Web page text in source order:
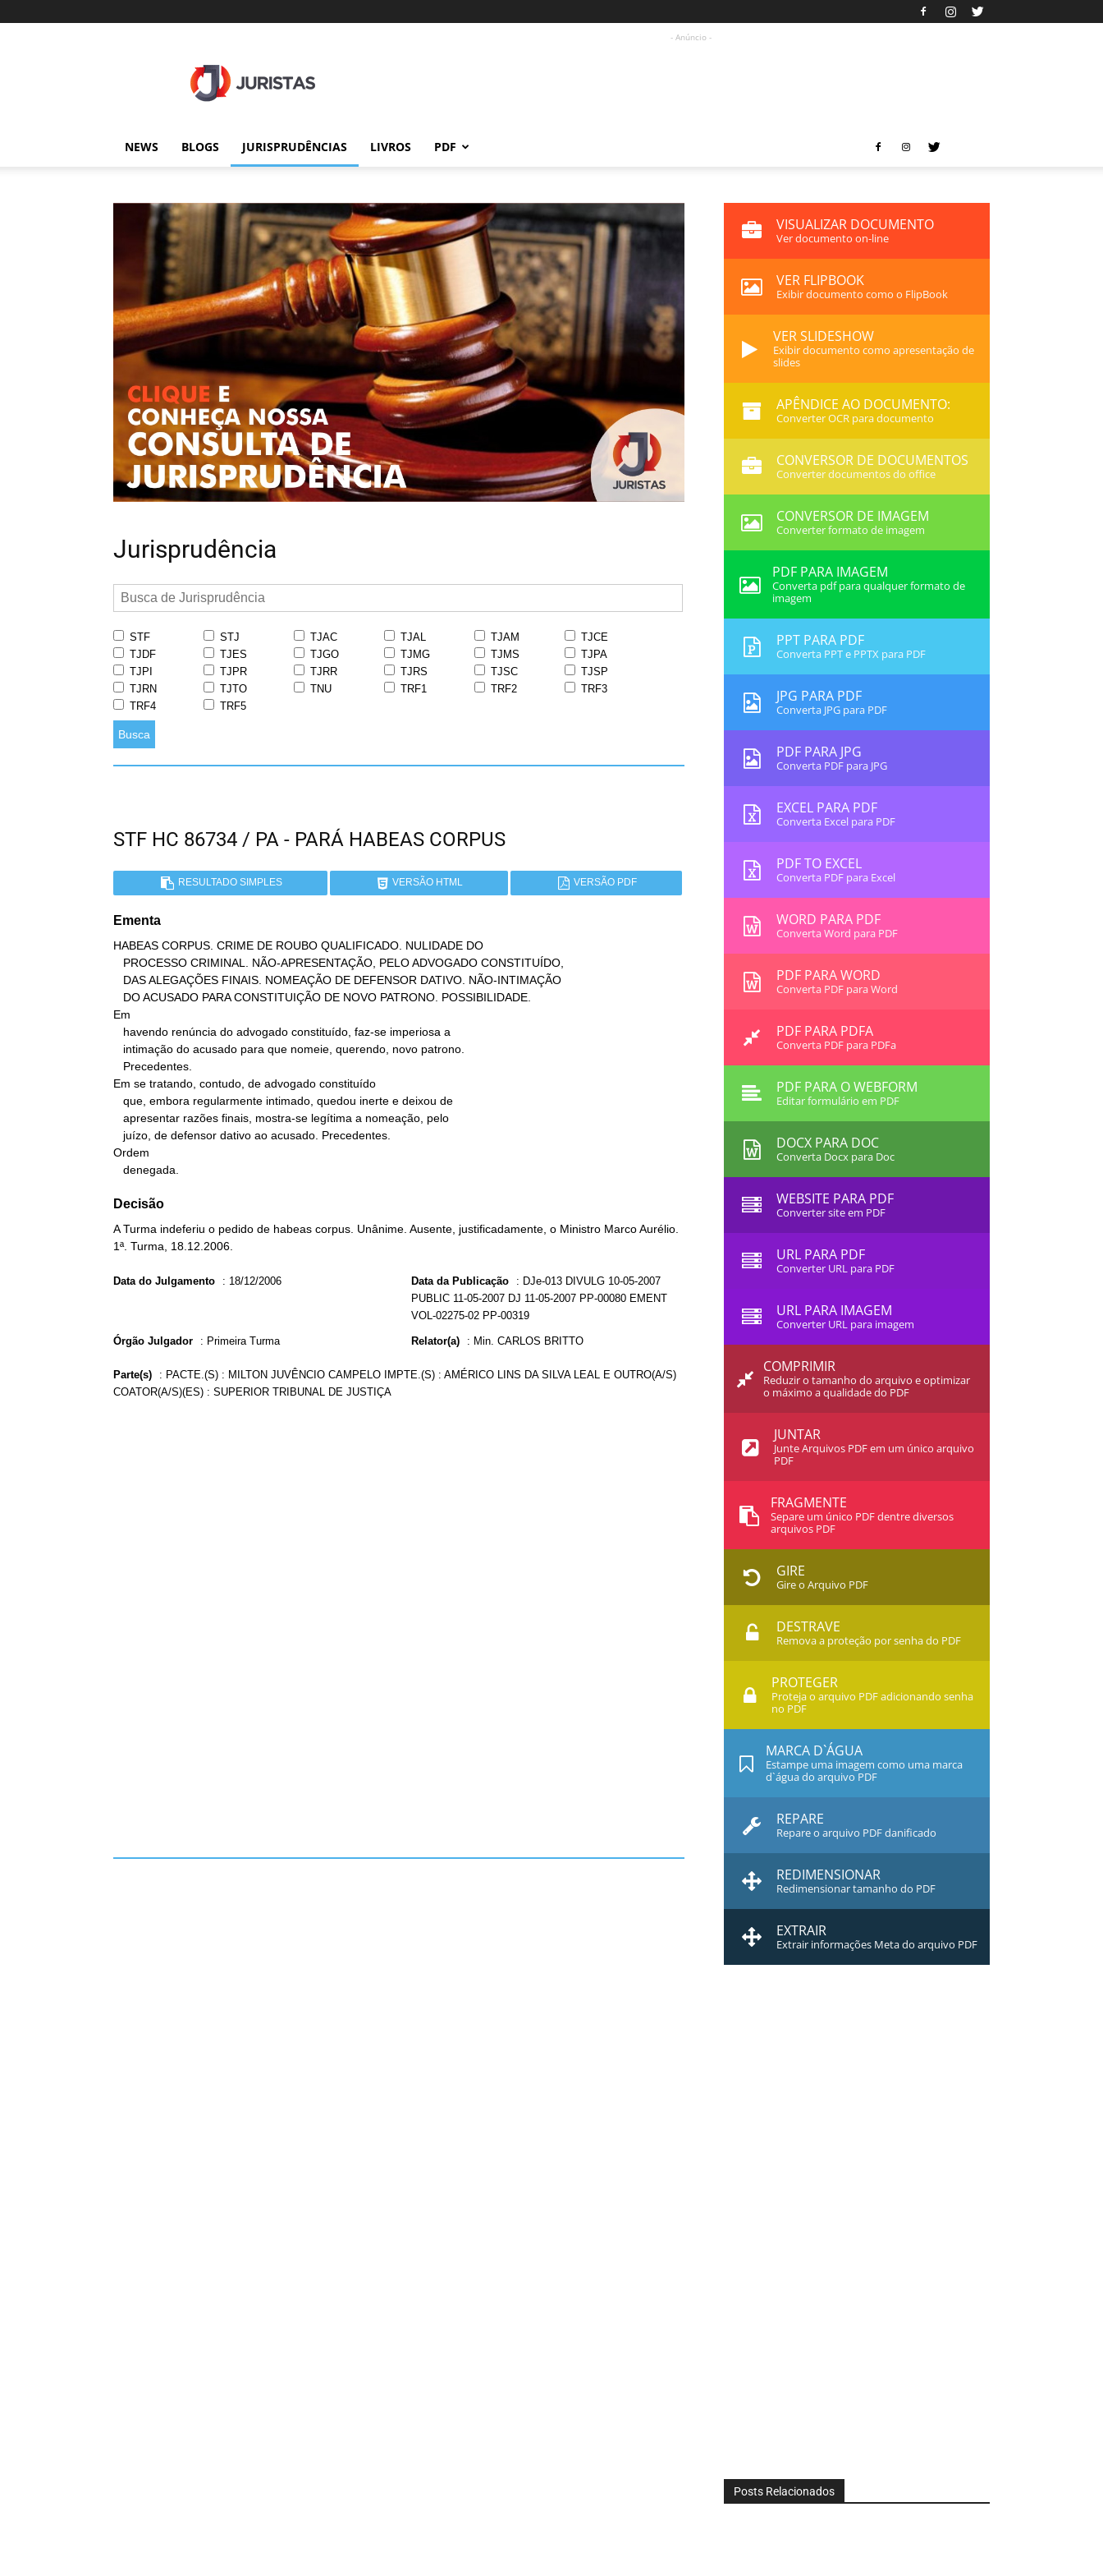
- Anúncio -
NEWS BLOGS JURISPRUDÊNCIAS LIVROS PDF
Jurisprudência
STF STJ TJAC TJAL TJAM
TJCE
TJDF
TJES TJGO TJMG TJMS
TJPA
TJPI
TJPR TJRR TJRS TJSC
TJSP
TJRN
TJTO TNU TRF1 TRF2
TRF3
TRF4
TRF5
Busca
STF HC 86734 / PA - PARÁ HABEAS CORPUS
RESULTADO SIMPLES VERSÃO HTML VERSÃO PDF
Ementa
HABEAS CORPUS. CRIME DE ROUBO QUALIFICADO. NULIDADE DO
Em
Em se tratando, contudo, de advogado constituído
Ordem
   denegada.
Decisão
A Turma indeferiu o pedido de habeas corpus. Unânime. Ausente, justificadamente, o Ministro Marco Aurélio.
1ª. Turma, 18.12.2006.
Data do Julgamento : 18/12/2006 Data da Publicação : DJe-013 DIVULG 10-05-2007
PUBLIC 11-05-2007 DJ 11-05-2007 PP-00080 EMENT
VOL-02275-02 PP-00319
Órgão Julgador : Primeira Turma Relator(a) : Min. CARLOS BRITTO
Parte(s) : PACTE.(S) : MILTON JUVÊNCIO CAMPELO IMPTE.(S) : AMÉRICO LINS DA SILVA LEAL E OUTRO(A/S)
COATOR(A/S)(ES) : SUPERIOR TRIBUNAL DE JUSTIÇA
VISUALIZAR DOCUMENTO
Ver documento on-line
VER FLIPBOOK
Exibir documento como o FlipBook
VER SLIDESHOW
Exibir documento como apresentação de
slides
APÊNDICE AO DOCUMENTO:
Converter OCR para documento
CONVERSOR DE DOCUMENTOS
Converter documentos do office
CONVERSOR DE IMAGEM
Converter formato de imagem
PDF PARA IMAGEM
Converta pdf para qualquer formato de
imagem
PPT PARA PDF
Converta PPT e PPTX para PDF
JPG PARA PDF
Converta JPG para PDF
PDF PARA JPG
Converta PDF para JPG
EXCEL PARA PDF
Converta Excel para PDF
PDF TO EXCEL
Converta PDF para Excel
WORD PARA PDF
Converta Word para PDF
PDF PARA WORD
Converta PDF para Word
PDF PARA PDFA
Converta PDF para PDFa
PDF PARA O WEBFORM
Editar formulário em PDF
DOCX PARA DOC
Converta Docx para Doc
WEBSITE PARA PDF
Converter site em PDF
URL PARA PDF
Converter URL para PDF
URL PARA IMAGEM
Converter URL para imagem
COMPRIMIR
Reduzir o tamanho do arquivo e optimizar
o máximo a qualidade do PDF
JUNTAR
Junte Arquivos PDF em um único arquivo
PDF
FRAGMENTE
Separe um único PDF dentre diversos
arquivos PDF
GIRE
Gire o Arquivo PDF
DESTRAVE
Remova a proteção por senha do PDF
PROTEGER
Proteja o arquivo PDF adicionando senha
no PDF
MARCA D`ÁGUA
Estampe uma imagem como uma marca
d`água do arquivo PDF
REPARE
Repare o arquivo PDF danificado
REDIMENSIONAR
Redimensionar tamanho do PDF
EXTRAIR
Extrair informações Meta do arquivo PDF
Posts Relacionados